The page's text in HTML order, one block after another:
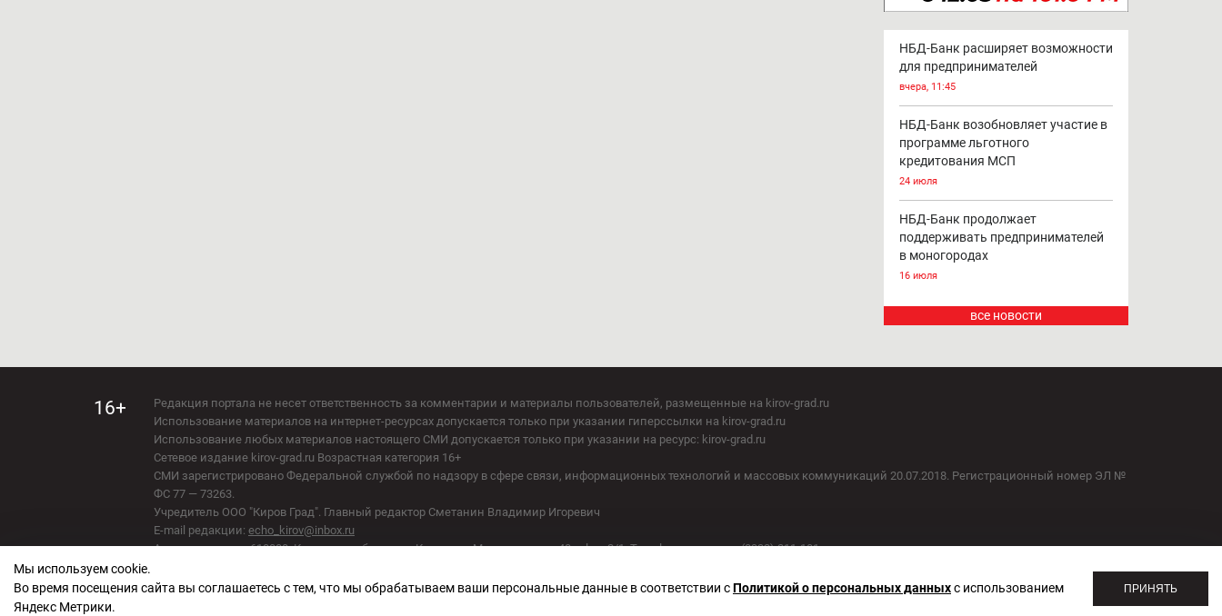
НБД-Банк расширяет возможности
для предпринимателей
вчера, 11:45
НБД-Банк возобновляет участие в
программе льготного
кредитования МСП
24 июля
НБД-Банк продолжает
поддерживать предпринимателей
в моногородах
16 июля
все новости
16+
Редакция портала не несет ответственность за комментарии и материалы пользователей, размещенные на kirov-grad.ru
Использование материалов на интернет-ресурсах допускается только при указании гиперссылки на kirov-grad.ru
Использование любых материалов настоящего СМИ допускается только при указании на ресурс: kirov-grad.ru
Сетевое издание kirov-grad.ru Возрастная категория 16+
СМИ зарегистрировано Федеральной службой по надзору в сфере связи, информационных технологий и массовых коммуникаций 20.07.2018. Регистрационный номер ЭЛ №
ФС 77 — 73263.
Учредитель ООО "Киров Град". Главный редактор Сметанин Владимир Игоревич
E-mail редакции: echo_kirov@inbox.ru
Адрес редакции: 610000, Кировская область, г. Киров, ул. Московская, д. 40, офис 2/1. Телефон редакции: (8332) 211-101
Политика обработки персональных данных
Мы используем cookie.
Во время посещения сайта вы соглашаетесь с тем, что мы обрабатываем ваши персональные данные в соответствии сПолитикой о персональных данныхс использованием
Яндекс Метрики.
ПРИНЯТЬ